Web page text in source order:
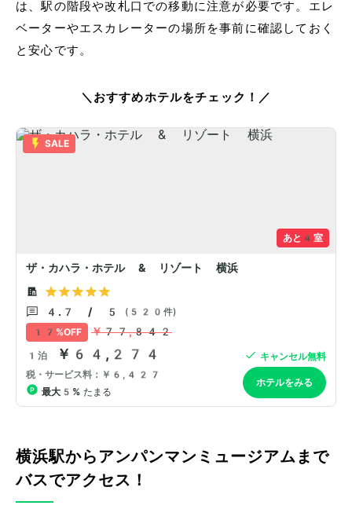
は、駅の階段や改札口での移動に注意が必要です。エレ
ベーターやエスカレーターの場所を事前に確認しておく
と安心です。
＼おすすめホテルをチェック！／
横浜駅からアンパンマンミュージアムまで
バスでアクセス！